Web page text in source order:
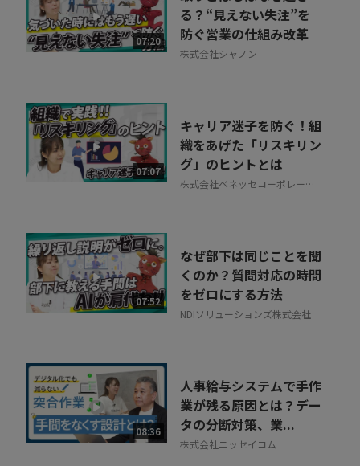
07:20
る？“見えない失注”を
防ぐ営業の仕組み改革
株式会社シャノン
07:07
キャリア迷子を防ぐ！組
織をあげた「リスキリン
グ」のヒントとは
株式会社ベネッセコーポレーシ
07:52
なぜ部下は同じことを聞
くのか？質問対応の時間
をゼロにする方法
NDIソリューションズ株式会社
08:36
人事給与システムで手作
業が残る原因とは？デー
タの分断対策、業...
株式会社ニッセイコム